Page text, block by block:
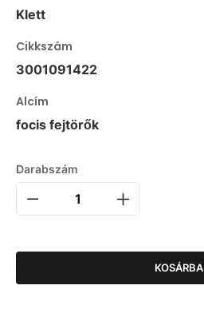
Klett
Cikkszám
3001091422
Alcím
focis fejtörők
Darabszám
KOSÁRBA